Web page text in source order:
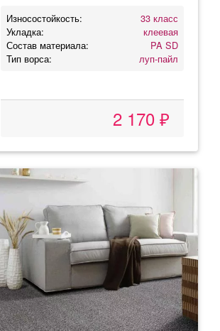
Износостойкость:
33 класс
Укладка:
клеевая
Состав материала:
PA SD
Тип ворса:
луп-пайл
2 170 ₽